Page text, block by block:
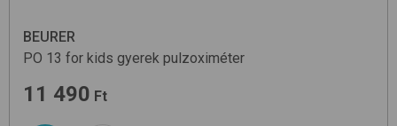
BEURER
PO 13 for kids gyerek pulzoximéter
11 490 Ft